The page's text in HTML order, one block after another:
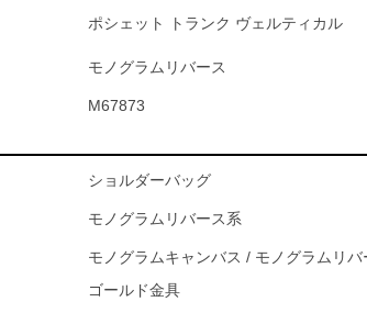
ポシェット トランク ヴェルティカル
モノグラムリバース
M67873
ショルダーバッグ
モノグラムリバース系
モノグラムキャンバス / モノグラムリバ
ゴールド金具